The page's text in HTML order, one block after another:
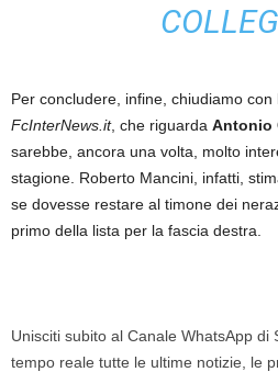
Per concludere, infine, chiudiamo
FcInterNews.it, che riguarda Antonio
sarebbe, ancora una volta, molto
stagione. Roberto Mancini, infatti,
se dovesse restare al timone dei
primo della lista per la fascia destra.
Unisciti subito al Canale WhatsApp di
tempo reale tutte le ultime notizie, le